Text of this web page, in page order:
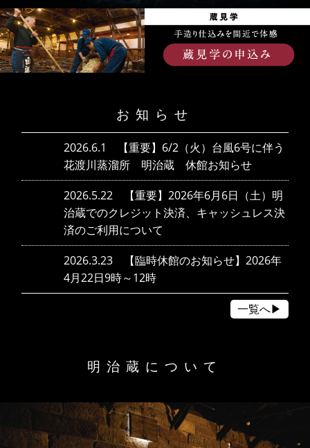
お知らせ
2026.6.1 【重要】6/2（火）台風6号に伴う
花渡川蒸溜所 明治蔵 休館お知らせ
2026.5.22 【重要】2026年6月6日（土）明
治蔵でのクレジット決済、キャッシュレス決
済のご利用について
2026.3.23 【臨時休館のお知らせ】2026年
4月22日9時～12時
一覧へ▶
明治蔵について